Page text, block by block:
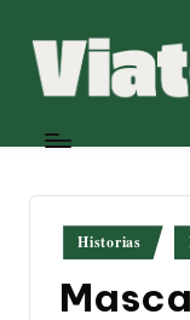
Saltar
a
ambiental
climático
desde
Centroamérica
Publicado
en
Historias